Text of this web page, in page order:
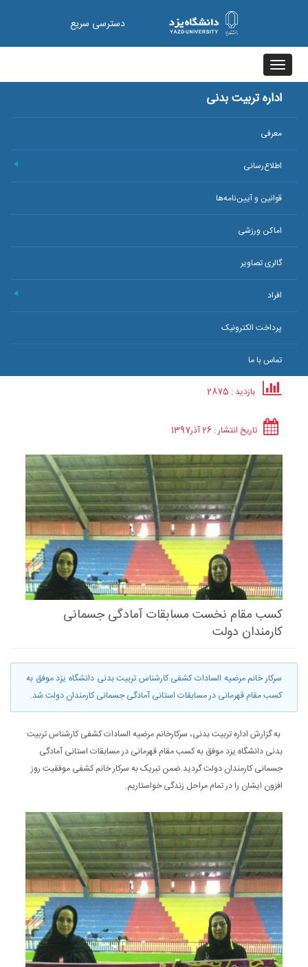
دسترسی سریع
Toggle
navigation
اداره تربیت بدنی
معرفی
اطلاع‌رسانی
قوانین و آیین‌نامه‌ها
اماکن ورزشی
گالری تصاویر
افراد
پرداخت الکترونیک
تماس با ما
بازدید : 2875
تاریخ انتشار : 26 آذر 1397
کسب مقام نخست مسابقات آمادگی جسمانی
کارمندان دولت
سرکار خانم مرضیه السادات کشفی کارشناس تربیت بدنی دانشگاه یزد موفق به
کسب مقام قهرمانی در مسابقات استانی آمادگی جسمانی کارمندان دولت شد.
به گزارش اداره تربیت بدنی، سرکارخانم مرضیه السادات کشفی کارشناس تربیت
بدنی دانشگاه یزد موفق به کسب مقام قهرمانی در مسابقات استانی آمادگی
جسمانی کارمندان دولت گردید.ضمن تبریک به سرکار خانم کشفی موفقیت روز
افزون ایشان را در تمام مراحل زندگی خواستاریم.